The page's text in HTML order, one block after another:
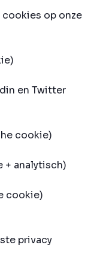
op onze
en Twitter
cookie)
+ analytisch)
cookie)
privacy